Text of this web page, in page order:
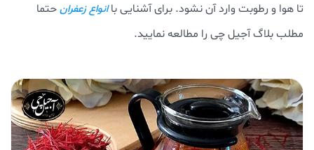
تا هوا و رطوبت وارد آن نشود. برای آشنایی باانواع زعفرانحتما
مطلب بلاگ آجیل چی را مطالعه نمایید.